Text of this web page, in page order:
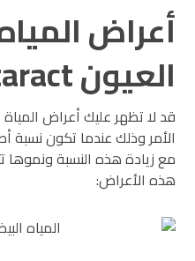
أعراض
العيون cataract
قد لا تظهر عليك أعراض المياة
الأمر وذلك عندما تكون نسبة
مع زيادة هذه النسبة ونموها
هذه الأعراض: